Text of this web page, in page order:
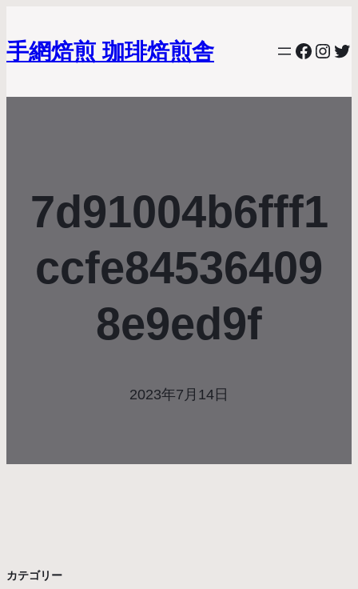
手網焙煎 珈琲焙煎舎
7d91004b6fff1
ccfe84536409
8e9ed9f
2023年7月14日
カテゴリー